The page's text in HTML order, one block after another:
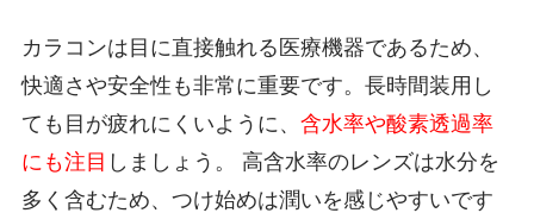
カラコンは目に直接触れる医療機器であるため、
快適さや安全性も非常に重要です。長時間装用し
ても目が疲れにくいように、 含水率や酸素透過率
にも注目 しましょう。 高含水率のレンズは水分を
多く含むため、つけ始めは潤いを感じやすいです